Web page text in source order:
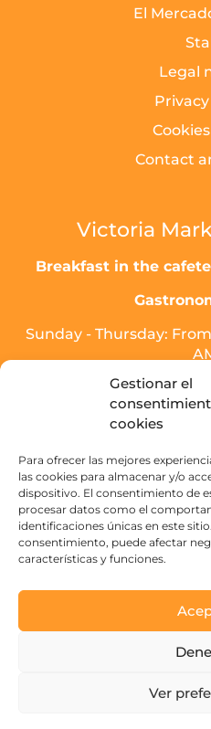
Gestionar el
cookies
Para ofrecer las mejores
las cookies para almacenar y/o
dispositivo. El consentimiento de
procesar datos como el
identificaciones únicas en este
consentimiento, puede afectar
características y funciones.
Ver
El
Legal
Contact
Victoria
Breakfast in the
Sunday - Thursday:
Friday, Saturday, and
From 12:00 PM
* Meal service will
Drinks area
Sunday to Thursday:
Friday, Saturday, and
From 16:00
14004
See